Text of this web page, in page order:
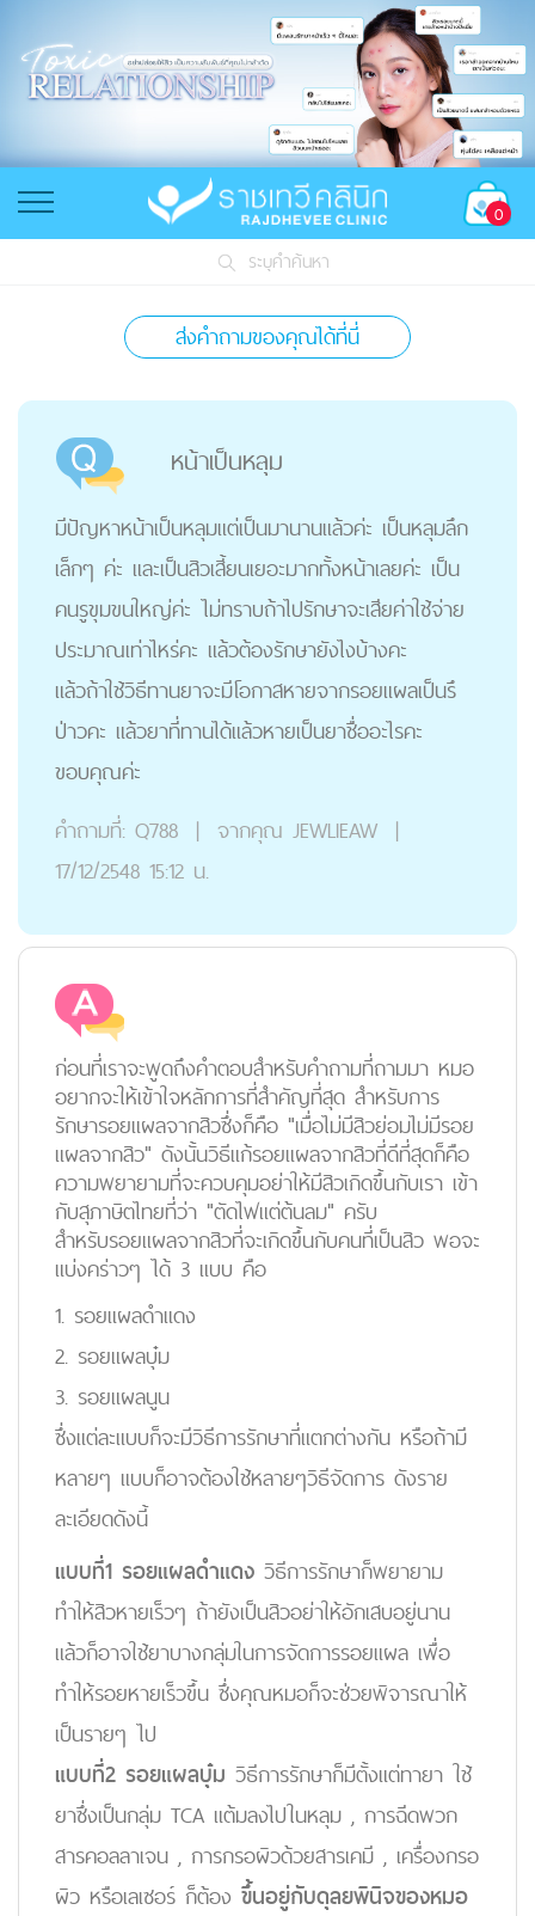
0
ระบุคำค้นหา
ส่งคำถามของคุณได้ที่นี่
หน้าเป็นหลุม
มีปัญหาหน้าเป็นหลุมแต่เป็นมานานแล้วค่ะ เป็นหลุมลึก
เล็กๆ ค่ะ และเป็นสิวเสี้ยนเยอะมากทั้งหน้าเลยค่ะ เป็น
คนรูขุมขนใหญ่ค่ะ ไม่ทราบถ้าไปรักษาจะเสียค่าใช้จ่าย
ประมาณเท่าไหร่คะ แล้วต้องรักษายังไงบ้างคะ
แล้วถ้าใช้วิธีทานยาจะมีโอกาสหายจากรอยแผลเป็นรึ
ป่าวคะ แล้วยาที่ทานได้แล้วหายเป็นยาชื่ออะไรคะ
ขอบคุณค่ะ
คำถามที่: Q788 | จากคุณ JEWLIEAW |
17/12/2548 15:12 น.
ก่อนที่เราจะพูดถึงคำตอบสำหรับคำถามที่ถามมา หมอ
อยากจะให้เข้าใจหลักการที่สำคัญที่สุด สำหรับการ
รักษารอยแผลจากสิวซึ่งก็คือ "เมื่อไม่มีสิวย่อมไม่มีรอย
แผลจากสิว" ดังนั้นวิธีแก้รอยแผลจากสิวที่ดีที่สุดก็คือ
ความพยายามที่จะควบคุมอย่าให้มีสิวเกิดขึ้นกับเรา เข้า
กับสุภาษิตไทยที่ว่า "ตัดไฟแต่ต้นลม" ครับ
สำหรับรอยแผลจากสิวที่จะเกิดขึ้นกับคนที่เป็นสิว พอจะ
แบ่งคร่าวๆ ได้ 3 แบบ คือ
1. รอยแผลดำแดง
2. รอยแผลบุ๋ม
3. รอยแผลนูน
ซึ่งแต่ละแบบก็จะมีวิธีการรักษาที่แตกต่างกัน หรือถ้ามี
หลายๆ แบบก็อาจต้องใช้หลายๆวิธีจัดการ ดังราย
ละเอียดดังนี้
แบบที่1 รอยแผลดำแดง วิธีการรักษาก็พยายาม
ทำให้สิวหายเร็วๆ ถ้ายังเป็นสิวอย่าให้อักเสบอยู่นาน
แล้วก็อาจใช้ยาบางกลุ่มในการจัดการรอยแผล เพื่อ
ทำให้รอยหายเร็วขึ้น ซึ่งคุณหมอก็จะช่วยพิจารณาให้
เป็นรายๆ ไป
แบบที่2 รอยแผลบุ๋ม วิธีการรักษาก็มีตั้งแต่ทายา ใช้
ยาซึ่งเป็นกลุ่ม TCA แต้มลงไปในหลุม , การฉีดพวก
สารคอลลาเจน , การกรอผิวด้วยสารเคมี , เครื่องกรอ
ผิว หรือเลเซอร์ ก็ต้อง ขึ้นอยู่กับดุลยพินิจของหมอ